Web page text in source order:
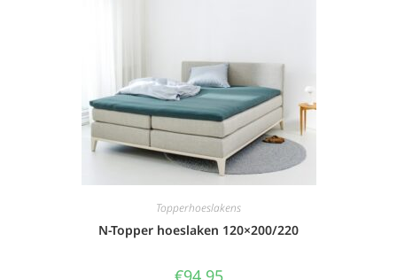
Topperhoeslakens
N-Topper hoeslaken 120×200/220
€94,95